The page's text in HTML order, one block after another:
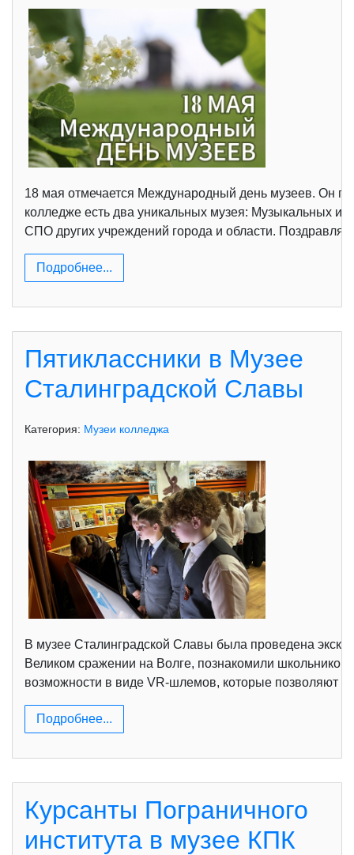
18 мая отмечается Международный день музеев. Он
колледже есть два уникальных музея: Музыкальных
СПО других учреждений города и области.
Подробнее...
Пятиклассники в Музее
Сталинградской Славы
Категория: Музеи колледжа
В музее Сталинградской Славы была проведена
Великом сражении на Волге, познакомили
возможности в виде VR-шлемов, которые позволяют
Подробнее...
Курсанты Пограничного
института в музее КПК